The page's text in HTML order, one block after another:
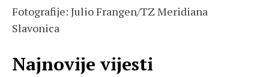
Fotografije: Julio Frangen/TZ Meridiana
Slavonica
Najnovije vijesti